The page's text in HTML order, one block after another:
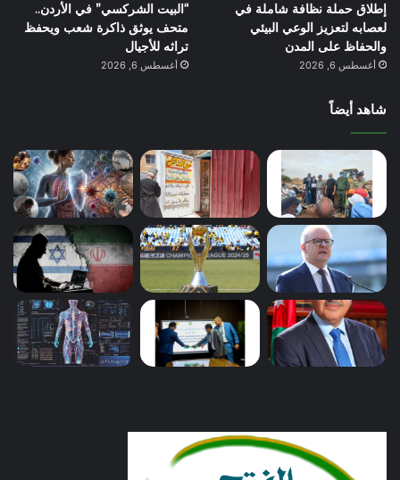
إطلاق حملة نظافة شاملة في
لعصابه لتعزيز الوعي البيئي
والحفاظ على المدن
أغسطس 6, 2026
“البيت الشركسي” في الأردن..
متحف يوثق ذاكرة شعب ويحفظ
تراثه للأجيال
أغسطس 6, 2026
شاهد أيضاً